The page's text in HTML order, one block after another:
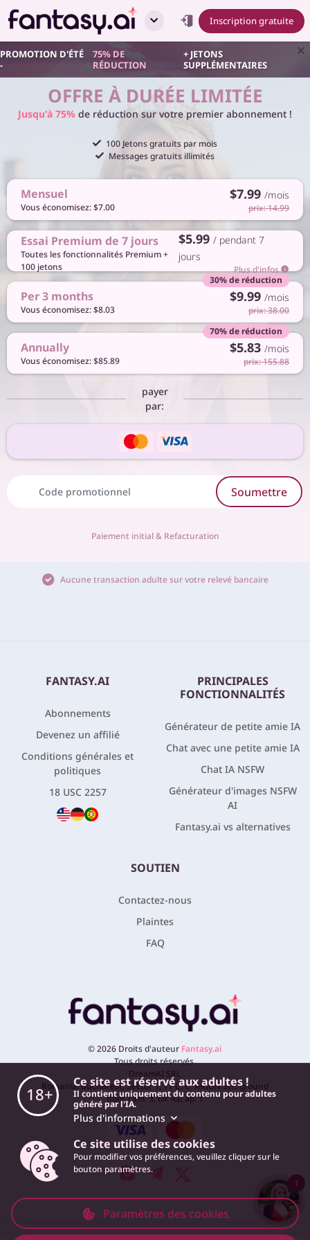
Inscription gratuite
PROMOTION D'ÉTÉ
-
75% DE
RÉDUCTION
+ JETONS
SUPPLÉMENTAIRES
OFFRE À DURÉE LIMITÉE
Jusqu'à 75% de réduction sur votre premier abonnement !
100 Jetons gratuits par mois
Messages gratuits illimités
Mensuel
Vous économisez: $7.00
$7.99 /mois
prix: 14.99
Essai Premium de 7 jours
Toutes les fonctionnalités Premium +
100 jetons
$5.99 / pendant 7
jours
Plus d'infos
30% de réduction
Per 3 months
Vous économisez: $8.03
$9.99 /mois
prix: 38.00
70% de réduction
Annually
Vous économisez: $85.89
$5.83 /mois
prix: 155.88
payer
par:
Soumettre
Paiement initial & Refacturation
Aucune transaction adulte sur votre relevé bancaire
FANTASY.AI
Abonnements
Devenez un affilié
Conditions générales et
politiques
18 USC 2257
PRINCIPALES
FONCTIONNALITÉS
Générateur de petite amie IA
Chat avec une petite amie IA
Chat IA NSFW
Générateur d'images NSFW
AI
Fantasy.ai vs alternatives
SOUTIEN
Contactez-nous
Plaintes
FAQ
©2026 Droits d'auteur Fantasy.ai
Tous droits réservés.
DreamAI SRL
Romania, Bucharest, Sector 1, 11 C. C. ARION Str., ground
floor, cam. 3, bir. 4a, ap. 1
18+
Ce site est réservé aux adultes !
Il contient uniquement du contenu pour adultes
généré par l'IA.
Plus d'informations
Ce site utilise des cookies
Pour modifier vos préférences, veuillez cliquer sur le
bouton paramètres.
Paramètres des cookies
1